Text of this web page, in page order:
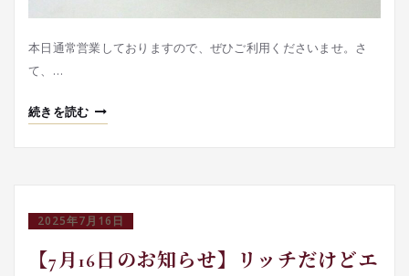
本日通常営業しておりますので、ぜひご利用くださいませ。さ
て、…
続きを読む
2025年7月16日
【7月16日のお知らせ】リッチだけどエ